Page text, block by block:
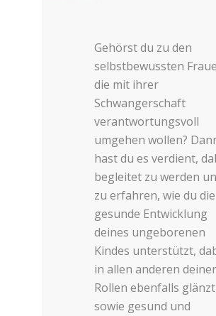
Gehörst du zu den
selbstbewussten
die mit ihrer
Schwangerschaft
verantwortungsvoll
umgehen wollen?
hast du es verdient,
begleitet zu werden
zu erfahren, wie du die
gesunde Entwicklung
deines ungeborenen
Kindes unterstützt,
in allen anderen deiner
Rollen ebenfalls
sowie gesund und